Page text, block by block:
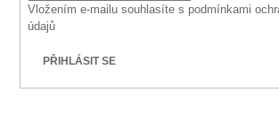
Vložením e-mailu souhlasíte s podmínkami
údajů
PŘIHLÁSIT SE